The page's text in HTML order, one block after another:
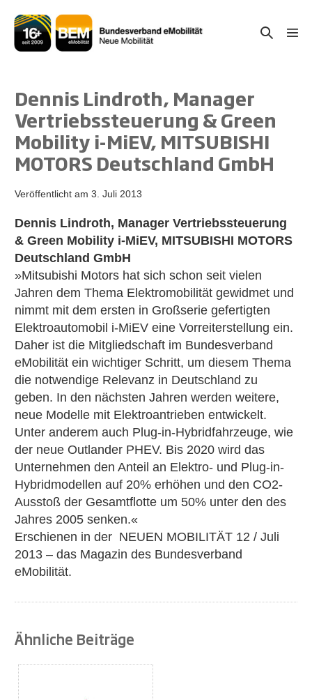
Inhalt
springen
Suche-
Dennis Lindroth, Manager
Vertriebssteuerung & Green
Mobility i-MiEV, MITSUBISHI
MOTORS Deutschland GmbH
Veröffentlicht am 3. Juli 2013
Dennis Lindroth, Manager Vertriebssteuerung
& Green Mobility i-MiEV, MITSUBISHI MOTORS
Deutschland GmbH
»Mitsubishi Motors hat sich schon seit vielen
Jahren dem Thema Elektromobilität gewidmet und
nimmt mit dem ersten in Großserie gefertigten
Elektroautomobil i-MiEV eine Vorreiterstellung ein.
Daher ist die Mitgliedschaft im Bundesverband
eMobilität ein wichtiger Schritt, um diesem Thema
die notwendige Relevanz in Deutschland zu
geben. In den nächsten Jahren werden weitere,
neue Modelle mit Elektroantrieben entwickelt.
Unter anderem auch Plug-in-Hybridfahrzeuge, wie
der neue Outlander PHEV. Bis 2020 wird das
Unternehmen den Anteil an Elektro- und Plug-in-
Hybridmodellen auf 20% erhöhen und den CO2-
Ausstoß der Gesamtflotte um 50% unter den des
Jahres 2005 senken.«
Erschienen in der NEUEN MOBILITÄT 12 / Juli
2013 – das Magazin des Bundesverband
eMobilität.
Ähnliche Beiträge